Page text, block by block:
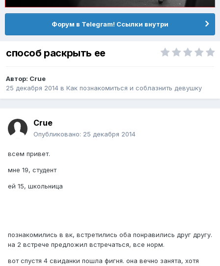
Форум в Telegram! Ссылки внутри
способ раскрыть ее
Автор: Crue
25 декабря 2014 в Как познакомиться и соблазнить девушку
Crue
Опубликовано: 25 декабря 2014
всем привет.
мне 19, студент
ей 15, школьница
познакомились в вк, встретились оба понравились друг другу.
на 2 встрече предложил встречаться, все норм.
вот спустя 4 свиданки пошла фигня. она вечно занята, хотя